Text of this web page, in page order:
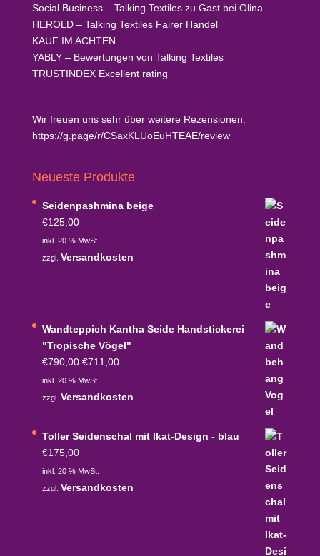
Social Business– Talking Textiles zu Gast bei Olina
HEROLD– Talking Textiles Fairer Handel
KAUF IM ACHTEN
YABLY– Bewertungen von Talking Textiles
TRUSTINDEXExcellent rating
Wir freuen uns sehr über weitere Rezensionen:
https://g.page/r/CSaxKLUoEuHTEAE/review
Neueste Produkte
Seidenpashmina beige
€125,00
inkl. 20 % MwSt.
zzgl. Versandkosten
Wandteppich Kantha Seide Handstickerei
"Tropische Vögel"
€790,00 Ursprünglicher
Preis
war:
€711,00Aktueller
ist:
inkl. 20 % MwSt.
zzgl. Versandkosten
Toller Seidenschal mit Ikat-Design - blau
€175,00
inkl. 20 % MwSt.
zzgl. Versandkosten